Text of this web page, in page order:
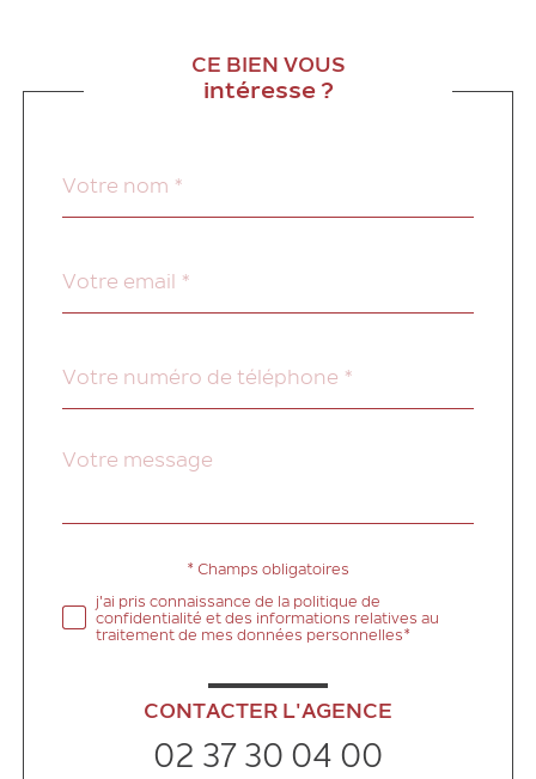
CE BIEN VOUS
intéresse ?
*
*
*
Fieldset
Message
Validation* Champs obligatoires
j'ai pris connaissance de la politique de
confidentialité et des informations relatives au
traitement de mes données personnelles*
CONTACTER L'AGENCE
02 37 30 04 00